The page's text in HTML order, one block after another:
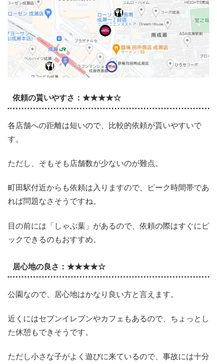
依頼の貰いやすさ：★★★★☆
各店舗への距離は短いので、比較的依頼が貰いやすいで
す。
ただし、そもそも店舗数が少ないのが難点。
町田駅付近からも依頼は入りますので、ピーク時間帯であ
れば問題なさそうですね。
目の前には「しゃぶ葉」があるので、依頼の際はすぐにピ
ックできるのもおすすめ。
居心地の良さ：★★★★☆
公園なので、居心地はかなり良い方と言えます。
近くにはセブンイレブンやカフェもあるので、ちょっとし
た休憩もできそうです。
ただし小さな子がよく遊びに来ているので、事故には十分